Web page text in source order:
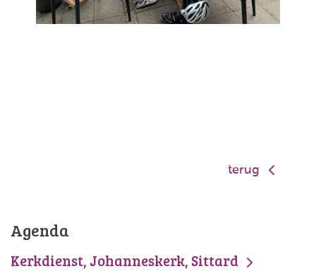
terug
Agenda
Kerkdienst, Johanneskerk, Sittard